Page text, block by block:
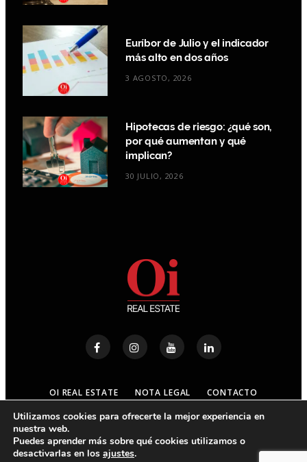
Euríbor de Julio y el indicador
más alto en dos años
3 AGOSTO, 2026
Hipotecas de riesgo: ¿qué son,
por qué aumentan y qué
implican?
30 JULIO, 2026
OI REAL ESTATE NOTA LEGAL CONTACTO
© 2023 OI REAL ESTATE - ALL RIGHTS RESERVED
Utilizamos cookies para ofrecerte la mejor experiencia en
nuestra web.
Puedes aprender más sobre qué cookies utilizamos o
desactivarlas en los ajustes.